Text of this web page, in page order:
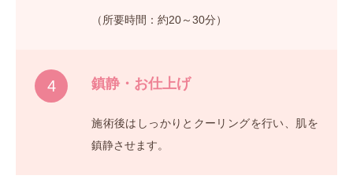
（所要時間：約20～30分）
4 鎮静・お仕上げ
施術後はしっかりとクーリングを行い、肌を
鎮静させます。